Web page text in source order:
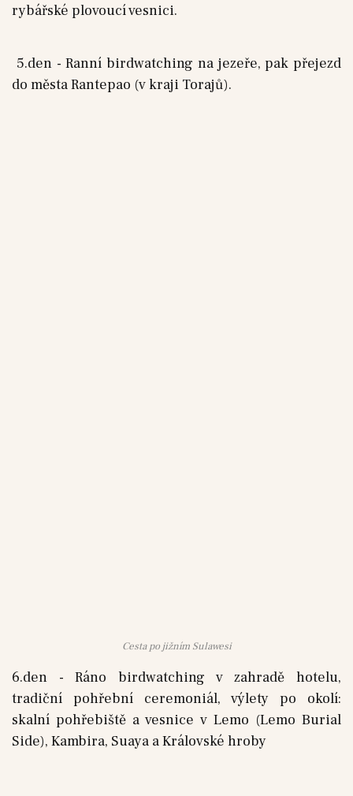
rybářské plovoucí vesnici.
5.den - Ranní birdwatching na jezeře, pak přejezd
do města Rantepao (v kraji Torajů).
Cesta po jižním Sulawesi
6.den - Ráno birdwatching v zahradě hotelu,
tradiční pohřební ceremoniál, výlety po okolí:
skalní pohřebiště a vesnice v Lemo (Lemo Burial
Side), Kambira, Suaya a Královské hroby